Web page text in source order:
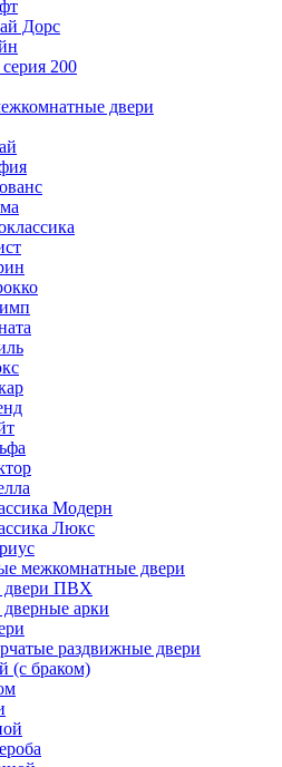
Дорс
200
двери
Модерн
Люкс
межкомнатные двери
двери ПВХ
арки
раздвижные двери
(с браком)